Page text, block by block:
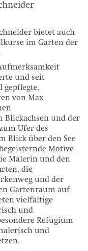
bietet auch
im Garten der
und seit
gepflegte,
von Max
Blickachsen und der
Ufer des
Blick über den See
Motive
Malerin und den
die
und der
Gartenraum auf
vielfältige
und
Refugium
und